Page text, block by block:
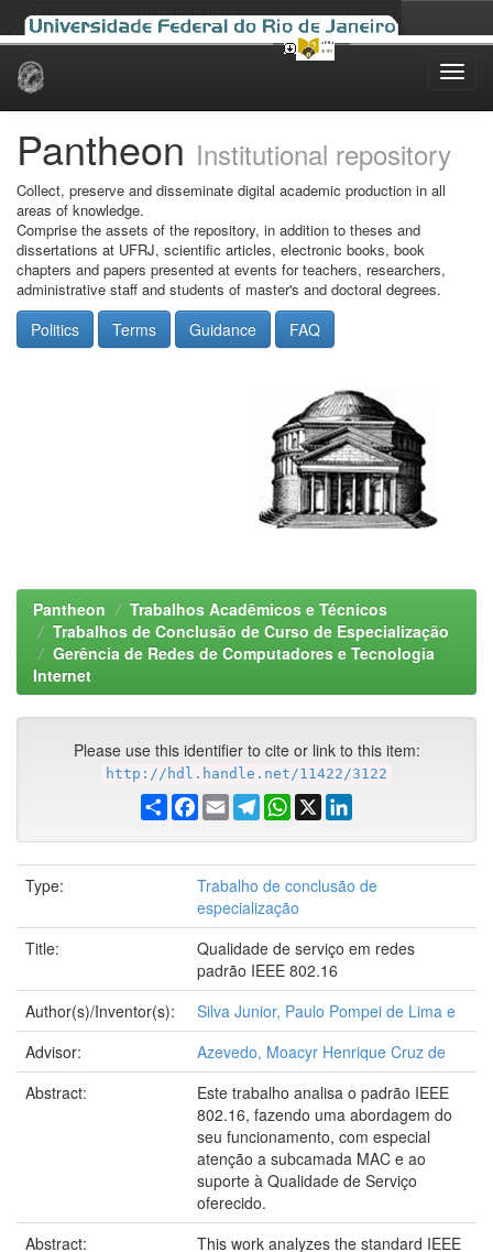
Skip
Pantheon Institutional repository
Collect, preserve and disseminate digital academic production in all
areas of knowledge.
Comprise the assets of the repository, in addition to theses and
dissertations at UFRJ, scientific articles, electronic books, book
chapters and papers presented at events for teachers, researchers,
administrative staff and students of master's and doctoral degrees.
Politics Terms Guidance FAQ
Pantheon
Trabalhos Acadêmicos e Técnicos
Trabalhos de Conclusão de Curso de Especialização
Gerência de Redes de Computadores e Tecnologia
Internet
Please use this identifier to cite or link to this item:
http://hdl.handle.net/11422/3122
ShareFacebook
EmailTelegramWhatsApp
X
Type:
Trabalho de conclusão de
especialização
Title:
Qualidade de serviço em redes
padrão IEEE 802.16
Author(s)/Inventor(s):
Silva Junior, Paulo Pompei de Lima e
Advisor:
Azevedo, Moacyr Henrique Cruz de
Abstract:
Este trabalho analisa o padrão IEEE
802.16, fazendo uma abordagem do
seu funcionamento, com especial
atenção a subcamada MAC e ao
suporte à Qualidade de Serviço
oferecido.
Abstract:
This work analyzes the standard IEEE